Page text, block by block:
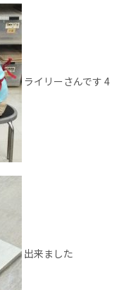
ライリーさんです 4
出来ました